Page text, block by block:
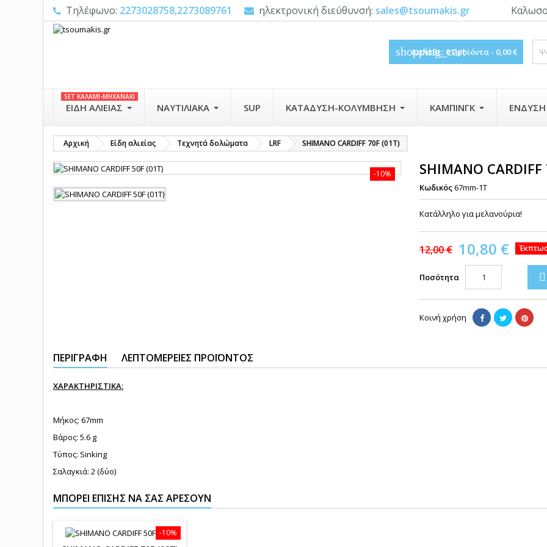
Τηλέφωνο: 2273028758,2273089761 ηλεκτρονική διεύθυνσή: sales@tsoumakis.gr
shopping_cart
Καλάθι:: 0Προϊόντα - 0,00 €
ΕΊΔΗ ΑΛΙΕΊΑΣ
SET ΚΑΛΑΜΙ-ΜΗΧΑΝΑΚΙ
ΝΑΥΤΙΛΙΑΚΆ SUP ΚΑΤΆΔΥΣΗ-ΚΟΛΎΜΒΗΣΗ ΚΆΜΠΙΝΓΚ ΈΝΔΥΣΗ
Αρχική Είδη αλιείας Τεχνητά δολώματα LRF SHIMANO CARDIFF 70F (01Τ)
-10% SHIMANO
Κωδικός67mm-1T
Κατάλληλο για μελανούρια!
12,00 € 10,80 €
Ποσότητα 
Κοινή χρήση
ΠΕΡΙΓΡΑΦΉ ΛΕΠΤΟΜΈΡΕΙΕΣ ΠΡΟΪΌΝΤΟΣ
ΧΑΡΑΚΤΗΡΙΣΤΙΚΑ:
Μήκος: 67mm
Βάρος: 5.6 g
Τύπος: Sinking
Σαλαγκιά: 2 (δύο)
ΜΠΟΡΕΊ ΕΠΊΣΗΣ ΝΑ ΣΑΣ ΑΡΈΣΟΥΝ
-10%